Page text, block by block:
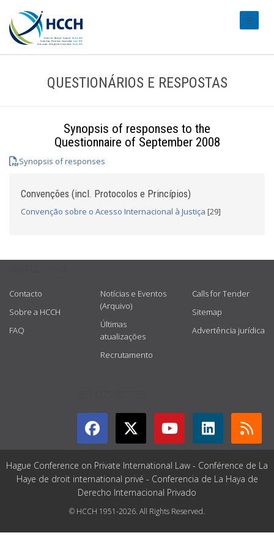
QUESTIONÁRIOS E RESPOSTAS
Synopsis of responses to the
Questionnaire of September 2008
Synopsis of responses
Convenções (incl. Protocolos e Princípios)
Convenção sobre o Acesso Internacional à Justiça [29]
Contacto
Sobre a HCCH
FAQ
Notícias e Eventos
(Arquivo)
Últimas
atualizações
Recrutamento
Calls for Tender
Sitemap
Advertência jurídica
Hague Conference on Private International Law - Conférence de La
Haye de droit international privé - Conferencia de La Haya de
Derecho Internacional Privado
© HCCH 1951-2026. All Rights Reserved.